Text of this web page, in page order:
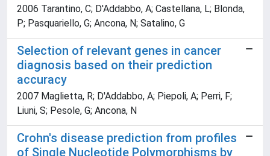
2006 Tarantino, C; D'Addabbo, A; Castellana, L; Blonda,
P; Pasquariello, G; Ancona, N; Satalino, G
Selection of relevant genes in cancer
diagnosis based on their prediction
accuracy
2007 Maglietta, R; D'Addabbo, A; Piepoli, A; Perri, F;
Liuni, S; Pesole, G; Ancona, N
Crohn's disease prediction from profiles
of Single Nucleotide Polymorphisms by